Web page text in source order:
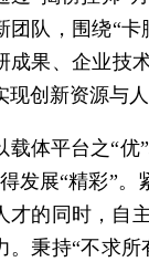
团队，围绕“
成果、企业技
现创新资源与
载体平台之“优
发展“精彩”
才的同时，自
。秉持“不求